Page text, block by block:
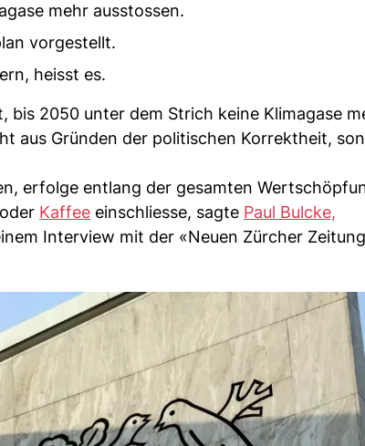
mehr ausstossen.
vorgestellt.
heisst es.
2050 unter dem Strich keine Klimagase
aus Gründen der politischen Korrektheit,
erfolge entlang der gesamten
Kaffee einschliesse, sagte Paul Bulcke,
Interview mit der «Neuen Zürcher